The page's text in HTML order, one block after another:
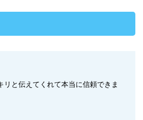
リと伝えてくれて本当に信頼できま